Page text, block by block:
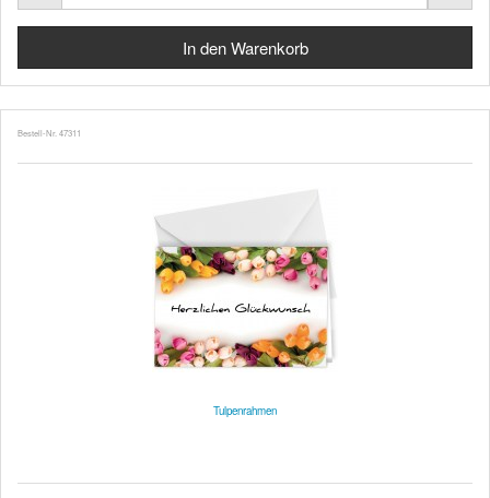
Bestell-Nr. 47311
Tulpenrahmen